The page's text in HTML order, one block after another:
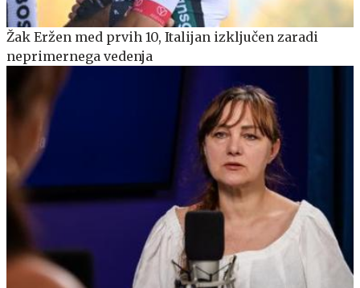
Žak Eržen med prvih 10, Italijan izključen zaradi
neprimernega vedenja